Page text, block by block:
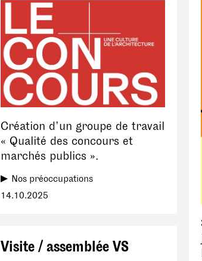
Création d’un groupe de travail
« Qualité des concours et
marchés publics ».
Nos préoccupations
14.10.2025
Visite / assemblée VS